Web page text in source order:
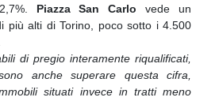
Piazza San Carlovede un
più alti di Torino, poco sotto i 4.500
di pregio interamente riqualificati,
anche superare questa cifra,
situati invece in tratti meno